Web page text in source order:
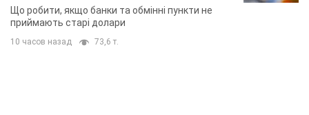
Що робити, якщо банки та обмінні пункти не
приймають старі долари
10 часов назад 73,6 т.